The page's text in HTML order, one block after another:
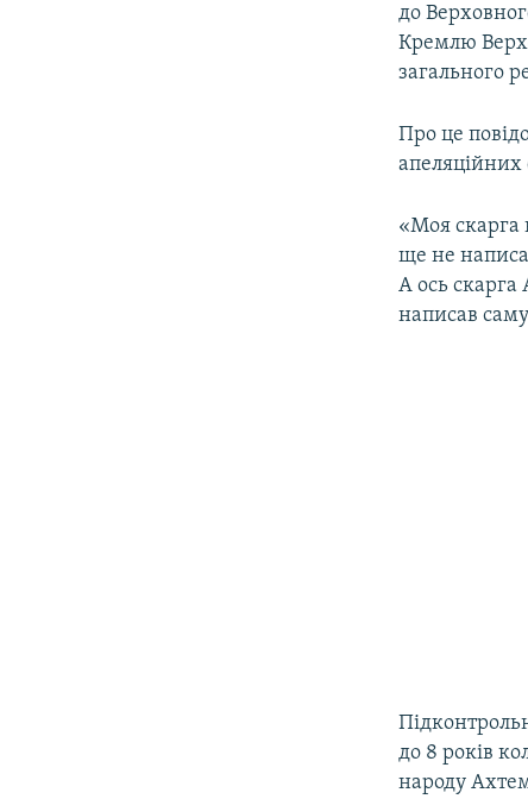
до
Кремлю
загального
Про це
апеляційних
«Моя скарга
ще не
А ось
написав
до 8 років
народу